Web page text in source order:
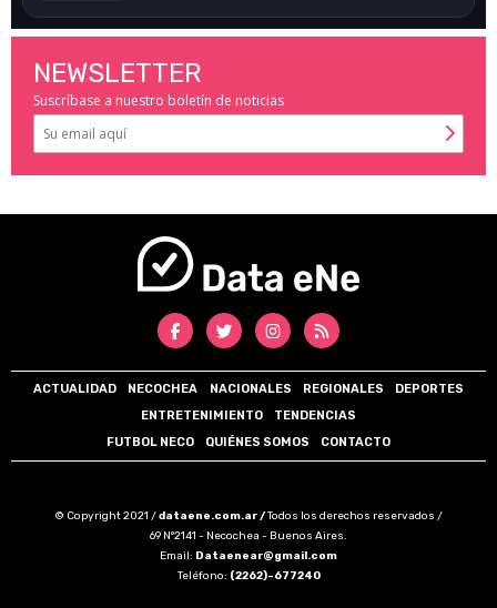
NEWSLETTER
Suscríbase a nuestro boletín de noticias
ACTUALIDAD NECOCHEA NACIONALES REGIONALES
DEPORTES
ENTRETENIMIENTO
TENDENCIAS
FUTBOL NECO
QUIÉNES SOMOS CONTACTO
© Copyright 2021 /dataene.com.ar /Todos los derechos reservados /
69 N°2141 - Necochea - Buenos Aires.
Email: Dataenear@gmail.com
Teléfono: (2262)-677240